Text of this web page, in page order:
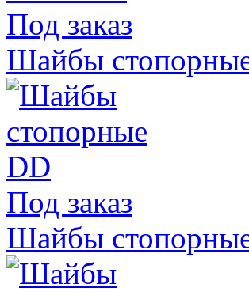
Под заказ
Шайбы
Под заказ
Шайбы